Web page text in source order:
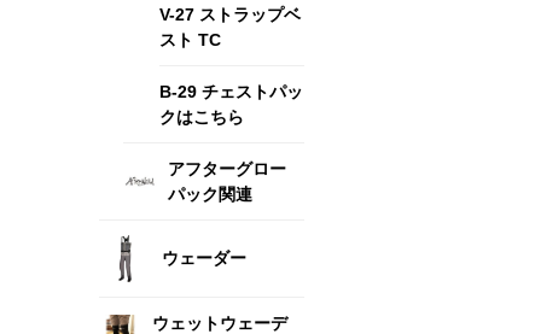
V-27 ストラップベ
スト TC
B-29 チェストパッ
クはこちら
アフターグロー
パック関連
ウェーダー
ウェットウェーデ